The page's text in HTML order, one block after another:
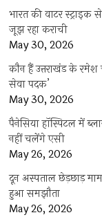
भारत की वाटर स्ट्राइक
जूझ रहा कराची
May 30, 2026
कौन हैं उत्तराखंड के रमेश
सेवा पदक’
May 30, 2026
पैनेसिया हॉस्पिटल में
नहीं चलेंगे एसी
May 26, 2026
दून अस्पताल छेड़छाड़
हुआ समझौता
May 26, 2026